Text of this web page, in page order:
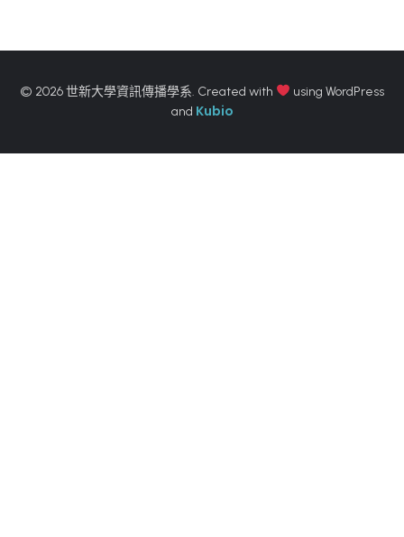
© 2026 世新大學資訊傳播學系. Created with
using WordPress
and Kubio